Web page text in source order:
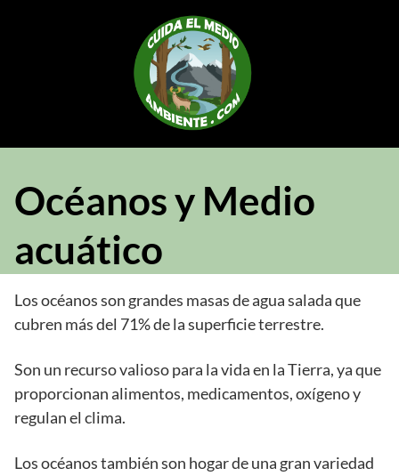
Océanos y Medio
acuático
Los océanos son grandes masas de agua salada que
cubren más del 71% de la superficie terrestre.
Son un recurso valioso para la vida en la Tierra, ya que
proporcionan alimentos, medicamentos, oxígeno y
regulan el clima.
Los océanos también son hogar de una gran variedad